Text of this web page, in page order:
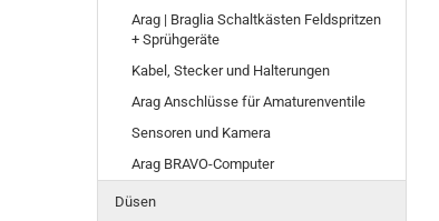
Arag | Braglia Schaltkästen Feldspritzen
+ Sprühgeräte
Kabel, Stecker und Halterungen
Arag Anschlüsse für Amaturenventile
Sensoren und Kamera
Arag BRAVO-Computer
Düsen